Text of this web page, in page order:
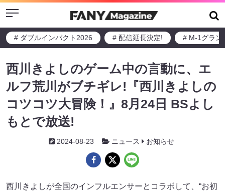
Menu
# ダブルインパクト2026 # 配信延長決定! # M-1グラン
西川きよしのゲーム中の言動に、エ
ルフ荒川がブチギレ!『西川きよしの
コツコツ大冒険！』8月24日 BSよし
もとで放送!
2024-08-23 ニュース お知らせ
西川きよしが全国のインフルエンサーとコラボして、“お初